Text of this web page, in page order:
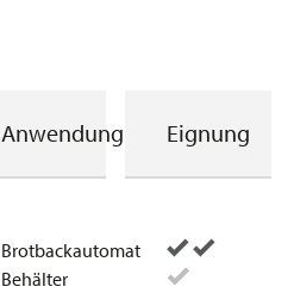
Anwendung Eignung
Brotbackautomat
Behälter